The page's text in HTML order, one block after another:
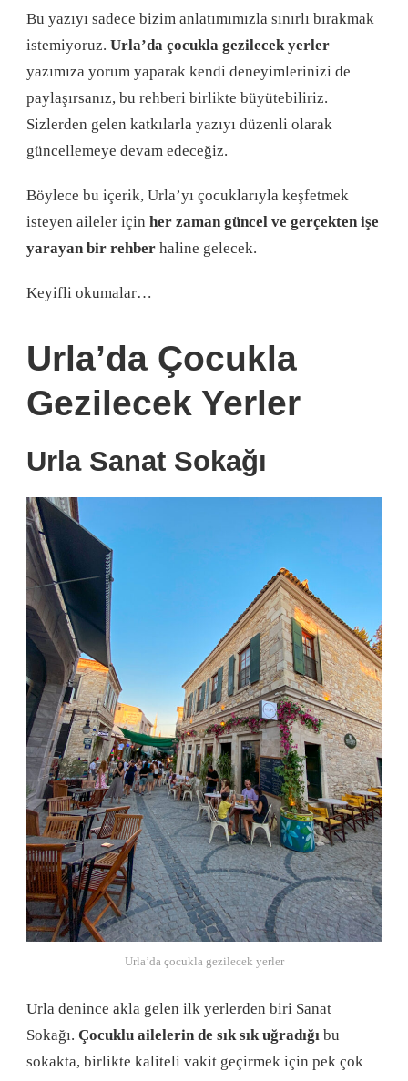
Bu yazıyı sadece bizim anlatımımızla sınırlı bırakmak
istemiyoruz. Urla’da çocukla gezilecek yerler
yazımıza yorum yaparak kendi deneyimlerinizi de
paylaşırsanız, bu rehberi birlikte büyütebiliriz.
Sizlerden gelen katkılarla yazıyı düzenli olarak
güncellemeye devam edeceğiz.
Böylece bu içerik, Urla’yı çocuklarıyla keşfetmek
isteyen aileler için her zaman güncel ve gerçekten işe
yarayan bir rehber haline gelecek.
Keyifli okumalar…
Urla’da Çocukla
Gezilecek Yerler
Urla Sanat Sokağı
Urla’da çocukla gezilecek yerler
Urla denince akla gelen ilk yerlerden biri Sanat
Sokağı. Çocuklu ailelerin de sık sık uğradığı bu
sokakta, birlikte kaliteli vakit geçirmek için pek çok